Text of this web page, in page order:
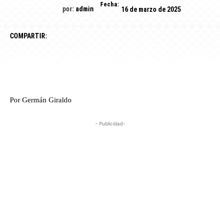
por: admin
Fecha:
16 de marzo de 2025
COMPARTIR:
Por Germán Giraldo
- Publicidad-